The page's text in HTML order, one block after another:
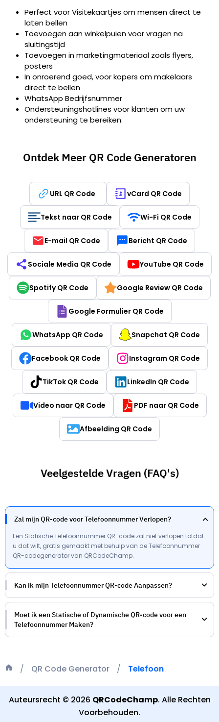
QR Code Generator Telefoon
Perfect voor Visitekaartjes om mensen direct te
laten bellen
Toevoegen aan winkelpuien voor vragen na
sluitingstijd
Toevoegen in marketingmateriaal zoals flyers,
posters
In onroerend goed, voor kopers om makelaars
direct te bellen
WhatsApp Bedrijfsnummer
Ondersteuningshotlines voor klanten om uw
ondersteuning te bereiken.
Ontdek Meer QR Code Generatoren
URL QR Code vCard QR Code
Tekst naar QR Code Wi-Fi QR Code
E-mail QR Code Bericht QR Code
Sociale Media QR Code YouTube QR Code
Spotify QR Code Google Review QR Code
Google Formulier QR Code
WhatsApp QR Code Snapchat QR Code
Facebook QR Code Instagram QR Code
TikTok QR Code LinkedIn QR Code
Video naar QR Code PDF naar QR Code
Afbeelding QR Code
Veelgestelde Vragen (FAQ's)
Zal mijn QR-code voor Telefoonnummer Verlopen?
Een Statische Telefoonnummer QR-code zal niet verlopen totdat
u dat wilt, gratis gemaakt met behulp van de Telefoonnummer
QR-codegenerator van QRCodeChamp.
Kan ik mijn Telefoonnummer QR-code Aanpassen?
Moet ik een Statische of Dynamische QR-code voor een
Telefoonnummer Maken?
Auteursrecht © 2026 QRCodeChamp. Alle Rechten
Voorbehouden.